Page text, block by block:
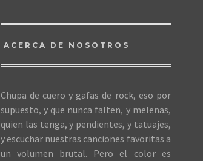
ACERCA DE NOSOTROS
Chupa de cuero y gafas de rock, eso por
supuesto, y que nunca falten, y melenas,
quien las tenga, y pendientes, y tatuajes,
y escuchar nuestras canciones favoritas a
un volumen brutal. Pero el color es